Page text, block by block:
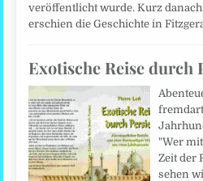
veröffentlicht wurde. Kurz
erschien die Geschichte in
Exotische Reise durch
"Wer
Zeit der
sehen